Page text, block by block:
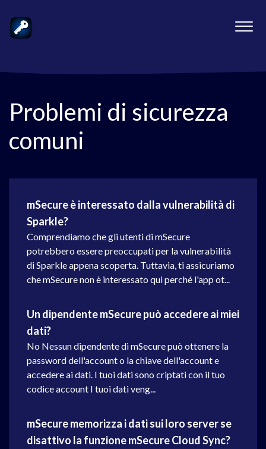
Problemi di sicurezza
comuni
mSecure è interessato dalla vulnerabilità di
Sparkle?
Comprendiamo che gli utenti di mSecure
potrebbero essere preoccupati per la vulnerabilità
di Sparkle appena scoperta. Tuttavia, ti assicuriamo
che mSecure non è interessato qui perché l'app ot...
Un dipendente mSecure può accedere ai miei
dati?
No Nessun dipendente di mSecure può ottenere la
password dell'account o la chiave dell'account e
accedere ai dati. I tuoi dati sono criptati con il tuo
codice account I tuoi dati veng...
mSecure memorizza i dati sui loro server se
disattivo la funzione mSecure Cloud Sync?